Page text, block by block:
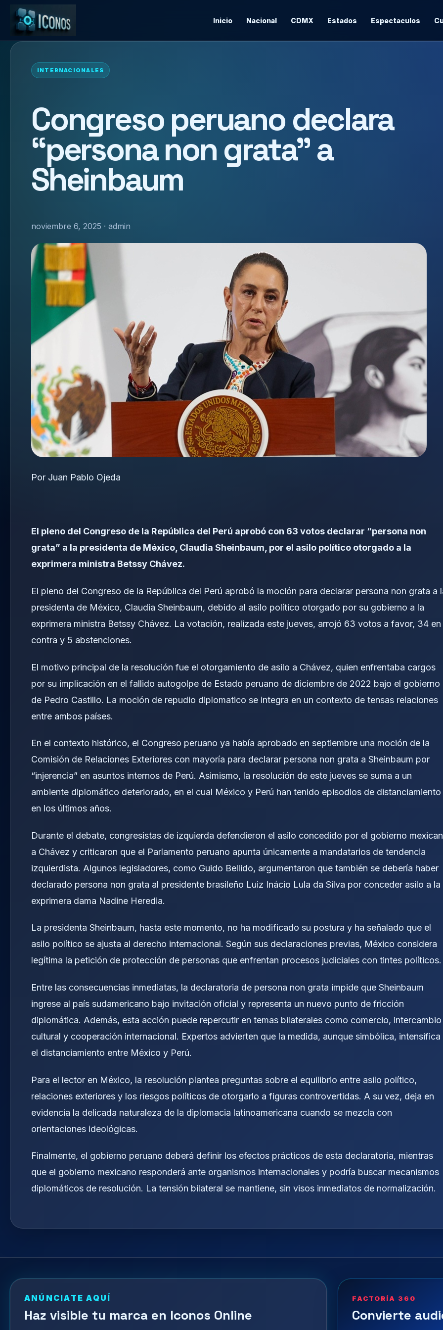
Inicio Nacional CDMX Estados Espectaculos
INTERNACIONALES
Congreso peruano declara
“persona non grata” a
Sheinbaum
noviembre 6, 2025 · admin
Por Juan Pablo Ojeda
El pleno del Congreso de la República del Perú aprobó con 63 votos declarar “persona non
grata” a la presidenta de México, Claudia Sheinbaum, por el asilo político otorgado a la
exprimera ministra Betssy Chávez.
El pleno del Congreso de la República del Perú aprobó la moción para declarar persona non grata a
presidenta de México, Claudia Sheinbaum, debido al asilo político otorgado por su gobierno a la
exprimera ministra Betssy Chávez. La votación, realizada este jueves, arrojó 63 votos a favor, 34 en
contra y 5 abstenciones.
El motivo principal de la resolución fue el otorgamiento de asilo a Chávez, quien enfrentaba cargos
por su implicación en el fallido autogolpe de Estado peruano de diciembre de 2022 bajo el gobierno
de Pedro Castillo. La moción de repudio diplomatico se integra en un contexto de tensas relaciones
entre ambos países.
En el contexto histórico, el Congreso peruano ya había aprobado en septiembre una moción de la
Comisión de Relaciones Exteriores con mayoría para declarar persona non grata a Sheinbaum por
“injerencia” en asuntos internos de Perú. Asimismo, la resolución de este jueves se suma a un
ambiente diplomático deteriorado, en el cual México y Perú han tenido episodios de distanciamiento
en los últimos años.
Durante el debate, congresistas de izquierda defendieron el asilo concedido por el gobierno
a Chávez y criticaron que el Parlamento peruano apunta únicamente a mandatarios de tendencia
izquierdista. Algunos legisladores, como Guido Bellido, argumentaron que también se debería haber
declarado persona non grata al presidente brasileño Luiz Inácio Lula da Silva por conceder asilo a la
exprimera dama Nadine Heredia.
La presidenta Sheinbaum, hasta este momento, no ha modificado su postura y ha señalado que el
asilo político se ajusta al derecho internacional. Según sus declaraciones previas, México considera
legítima la petición de protección de personas que enfrentan procesos judiciales con tintes políticos.
Entre las consecuencias inmediatas, la declaratoria de persona non grata impide que Sheinbaum
ingrese al país sudamericano bajo invitación oficial y representa un nuevo punto de fricción
diplomática. Además, esta acción puede repercutir en temas bilaterales como comercio, intercambio
cultural y cooperación internacional. Expertos advierten que la medida, aunque simbólica, intensifica
el distanciamiento entre México y Perú.
Para el lector en México, la resolución plantea preguntas sobre el equilibrio entre asilo político,
relaciones exteriores y los riesgos políticos de otorgarlo a figuras controvertidas. A su vez, deja en
evidencia la delicada naturaleza de la diplomacia latinoamericana cuando se mezcla con
orientaciones ideológicas.
Finalmente, el gobierno peruano deberá definir los efectos prácticos de esta declaratoria, mientras
que el gobierno mexicano responderá ante organismos internacionales y podría buscar mecanismos
diplomáticos de resolución. La tensión bilateral se mantiene, sin visos inmediatos de normalización.
ANÚNCIATE AQUÍ
Haz visible tu marca en Iconos Online
FACTORÍA 360
Convierte